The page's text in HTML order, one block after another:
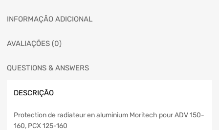
INFORMAÇÃO ADICIONAL
AVALIAÇÕES (0)
QUESTIONS & ANSWERS
DESCRIÇÃO
Protection de radiateur en aluminium Moritech pour ADV 150-
160, PCX 125-160